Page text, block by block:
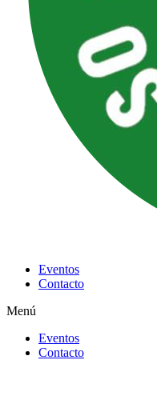
Eventos
Contacto
Menú
Eventos
Contacto